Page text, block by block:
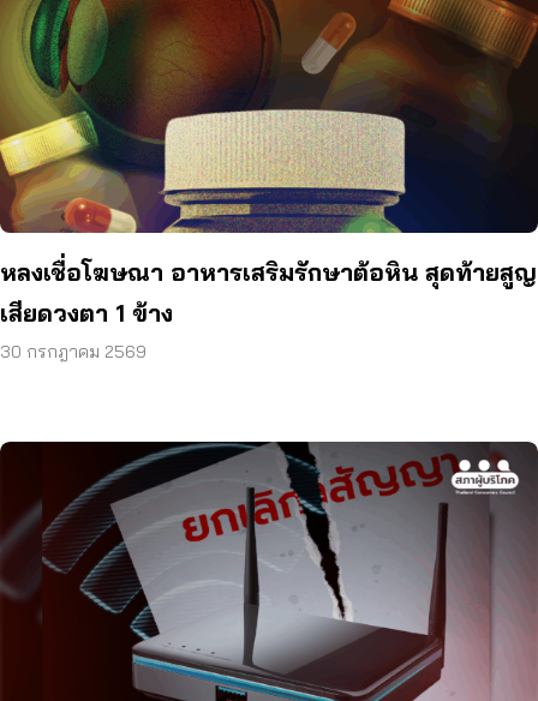
หลงเชื่อโฆษณา อาหารเสริมรักษาต้อหิน สุดท้ายสูญ
เสียดวงตา 1 ข้าง
30 กรกฎาคม 2569